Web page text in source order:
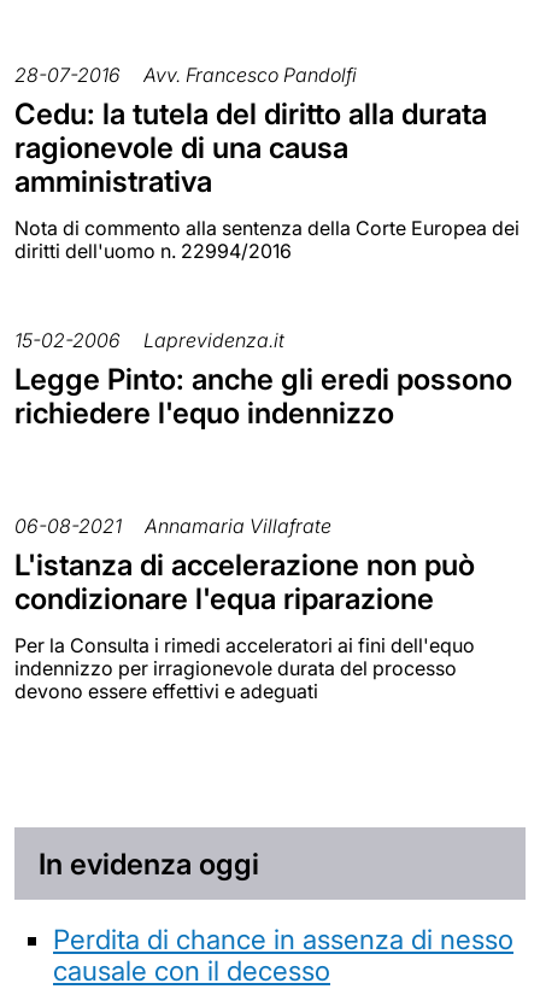
28-07-2016 Avv. Francesco Pandolfi
Cedu: la tutela del diritto alla durata
ragionevole di una causa
amministrativa
Nota di commento alla sentenza della Corte Europea dei
diritti dell'uomo n. 22994/2016
15-02-2006 Laprevidenza.it
Legge Pinto: anche gli eredi possono
richiedere l'equo indennizzo
06-08-2021 Annamaria Villafrate
L'istanza di accelerazione non può
condizionare l'equa riparazione
Per la Consulta i rimedi acceleratori ai fini dell'equo
indennizzo per irragionevole durata del processo
devono essere effettivi e adeguati
In evidenza oggi
Perdita di chance in assenza di nesso
causale con il decesso